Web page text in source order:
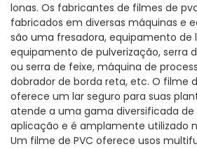
lonas. Os fabricantes de filmes de pvc
fabricados em diversas máquinas e
são uma fresadora, equipamento de
equipamento de pulverização, serra
ou serra de feixe, máquina de
dobrador de borda reta, etc. O filme
oferece um lar seguro para suas
atende a uma gama diversificada de
aplicação e é amplamente utilizado
Um filme de PVC oferece usos